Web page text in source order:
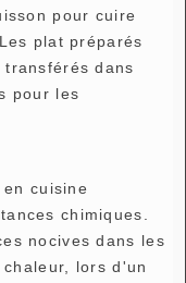
pour cuire
plat préparés
dans
pour les
cuisine
chimiques.
nocives dans les
lors d'un